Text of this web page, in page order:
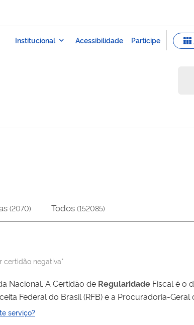
(2070) Todos (152085)
certidão negativa"
fiscal perante a Fazenda Nacional. A Certidão de Regularidade Fiscal é o
Federal do Brasil (RFB) e a Procuradoria-Geral
serviço?